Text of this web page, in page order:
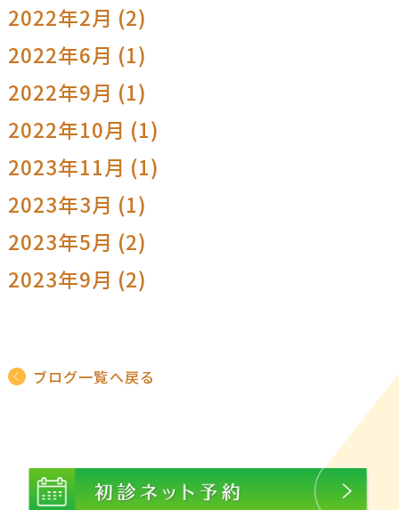
2022年2月 (2)
2022年6月 (1)
2022年9月 (1)
2022年10月 (1)
2023年11月 (1)
2023年3月 (1)
2023年5月 (2)
2023年9月 (2)
ブログ一覧へ戻る